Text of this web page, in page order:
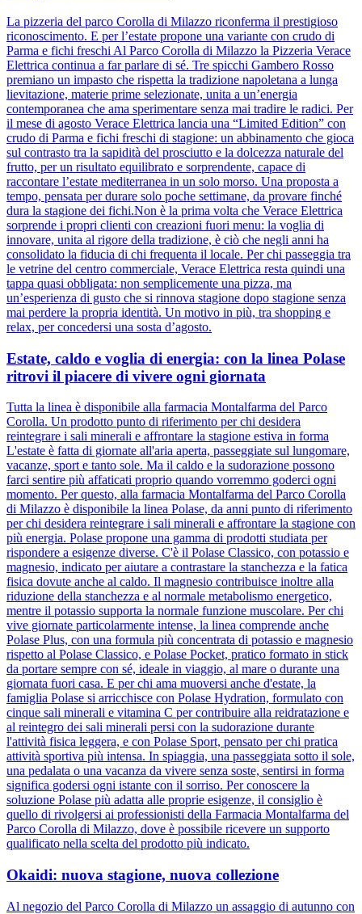
La pizzeria del parco Corolla di Milazzo riconferma il prestigioso
riconoscimento. E per l’estate propone una variante con crudo di
Parma e fichi freschi Al Parco Corolla di Milazzo la Pizzeria Verace
Elettrica continua a far parlare di sé. Tre spicchi Gambero Rosso
premiano un impasto che rispetta la tradizione napoletana a lunga
lievitazione, materie prime selezionate, unita a un’energia
contemporanea che ama sperimentare senza mai tradire le radici. Per
il mese di agosto Verace Elettrica lancia una “Limited Edition” con
crudo di Parma e fichi freschi di stagione: un abbinamento che gioca
sul contrasto tra la sapidità del prosciutto e la dolcezza naturale del
frutto, per un risultato equilibrato e sorprendente, capace di
raccontare l’estate mediterranea in un solo morso. Una proposta a
tempo, pensata per durare solo poche settimane, da provare finché
dura la stagione dei fichi.Non è la prima volta che Verace Elettrica
sorprende i propri clienti con creazioni fuori menu: la voglia di
innovare, unita al rigore della tradizione, è ciò che negli anni ha
consolidato la fiducia di chi frequenta il locale. Per chi passeggia tra
le vetrine del centro commerciale, Verace Elettrica resta quindi una
tappa quasi obbligata: non semplicemente una pizza, ma
un’esperienza di gusto che si rinnova stagione dopo stagione senza
mai perdere la propria identità. Un motivo in più, tra shopping e
relax, per concedersi una sosta d’agosto.
Estate, caldo e voglia di energia: con la linea Polase
ritrovi il piacere di vivere ogni giornata
Tutta la linea è disponibile alla farmacia Montalfarma del Parco
Corolla. Un prodotto punto di riferimento per chi desidera
reintegrare i sali minerali e affrontare la stagione estiva in forma
L'estate è fatta di giornate all'aria aperta, passeggiate sul lungomare,
vacanze, sport e tanto sole. Ma il caldo e la sudorazione possono
farci sentire più affaticati proprio quando vorremmo goderci ogni
momento. Per questo, alla farmacia Montalfarma del Parco Corolla
di Milazzo è disponibile la linea Polase, da anni punto di riferimento
per chi desidera reintegrare i sali minerali e affrontare la stagione con
più energia. Polase propone una gamma di prodotti studiata per
rispondere a esigenze diverse. C'è il Polase Classico, con potassio e
magnesio, indicato per aiutare a contrastare la stanchezza e la fatica
fisica dovute anche al caldo. Il magnesio contribuisce inoltre alla
riduzione della stanchezza e al normale metabolismo energetico,
mentre il potassio supporta la normale funzione muscolare. Per chi
vive giornate particolarmente intense, la linea comprende anche
Polase Plus, con una formula più concentrata di potassio e magnesio
rispetto al Polase Classico, e Polase Pocket, pratico formato in stick
da portare sempre con sé, ideale in viaggio, al mare o durante una
giornata fuori casa. E per chi ama muoversi anche d'estate, la
famiglia Polase si arricchisce con Polase Hydration, formulato con
cinque sali minerali e vitamina C per contribuire alla reidratazione e
al reintegro dei sali minerali persi con la sudorazione durante
l'attività fisica leggera, e con Polase Sport, pensato per chi pratica
attività sportiva più intensa. In spiaggia, una passeggiata sotto il sole,
una pedalata o una vacanza da vivere senza soste, sentirsi in forma
significa godersi ogni istante con il sorriso. Per conoscere la
soluzione Polase più adatta alle proprie esigenze, il consiglio è
quello di rivolgersi ai professionisti della Farmacia Montalfarma del
Parco Corolla di Milazzo, dove è possibile ricevere un supporto
qualificato nella scelta del prodotto più indicato.
Okaidi: nuova stagione, nuova collezione
Al negozio del Parco Corolla di Milazzo un assaggio di autunno con